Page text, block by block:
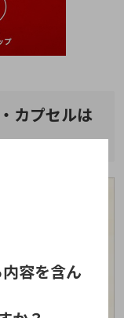
カプセルは
容を含ん